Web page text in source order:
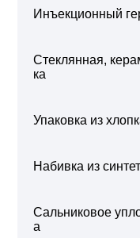
Инъекционный
Стеклянная,
ка
Упаковка из
Набивка из
Сальниковое
а